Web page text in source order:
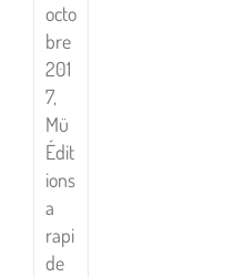
octo
bre
201
7,
Mü
Édit
ions
a
rapi
de